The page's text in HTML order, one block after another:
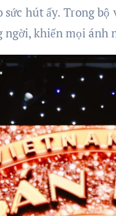
hút ấy. Trong
ngời, khiến mọi